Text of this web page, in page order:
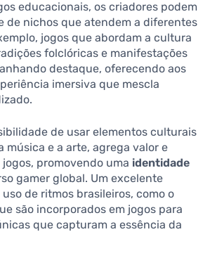
educacionais, os criadores podem
de nichos que atendem a diferentes
jogos que abordam a cultura
folclóricas e manifestações
destaque, oferecendo aos
imersiva que mescla
de usar elementos culturais
música e a arte, agrega valor e
promovendo uma identidade
gamer global. Um excelente
de ritmos brasileiros, como o
são incorporados em jogos para
que capturam a essência da